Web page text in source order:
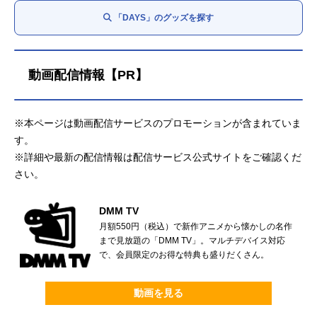
「DAYS」のグッズを探す
動画配信情報【PR】
※本ページは動画配信サービスのプロモーションが含まれていま
す。
※詳細や最新の配信情報は配信サービス公式サイトをご確認くだ
さい。
DMM TV
月額550円（税込）で新作アニメから懐かしの名作
まで見放題の「DMM TV」。マルチデバイス対応
で、会員限定のお得な特典も盛りだくさん。
動画を見る